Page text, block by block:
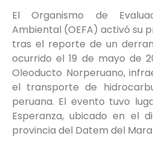
El Organismo de
Ambiental (OEFA) activó su
tras el reporte de un
ocurrido el 19 de mayo de
Oleoducto Norperuano,
el transporte de
peruana. El evento tuvo
Esperanza, ubicado en el
provincia del Datem del